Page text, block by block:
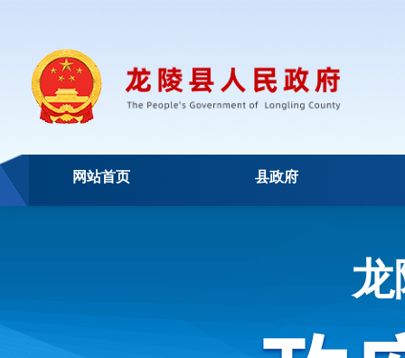
网站首页 县政府